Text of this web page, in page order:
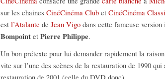
sur les chaines CinéCinéma Club et CinéCinéma
est l’Atalante de Jean Vigo dans cette fameuse
Bompoint et Pierre Philippe.
Un bon prétexte pour lui demander rapidement la
vite sur l’une des scènes de la restauration de 1990